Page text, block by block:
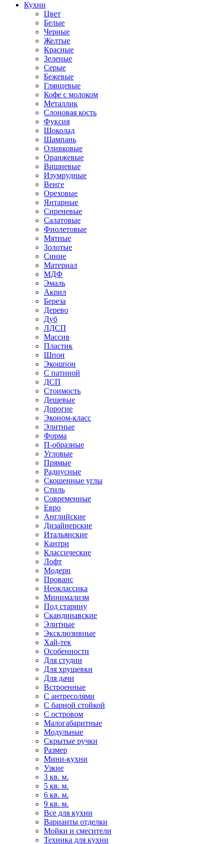
Кухни
Цвет
Белые
Черные
Желтые
Красные
Зеленые
Серые
Бежевые
Глянцевые
Кофе с молоком
Металлик
Слоновая кость
Фуксия
Шоколад
Шампань
Оливковые
Оранжевые
Вишневые
Изумрудные
Венге
Ореховые
Янтарные
Сиреневые
Салатовые
Фиолетовые
Мятные
Золотые
Синие
Материал
МДФ
Эмаль
Акрил
Береза
Дерево
Дуб
ЛДСП
Массив
Пластик
Шпон
Экошпон
С патиной
ДСП
Стоимость
Дешевые
Дорогие
Эконом-класс
Элитные
Форма
П-образные
Угловые
Прямые
Радиусные
Скошенные углы
Стиль
Современные
Евро
Английские
Дизайнерские
Итальянские
Кантри
Классические
Лофт
Модерн
Прованс
Неоклассика
Минимализм
Под старину
Скандинавские
Элитные
Эксклюзивные
Хай-тек
Особенности
Для студии
Для хрущевки
Для дачи
Встроенные
С антресолями
С барной стойкой
С островом
Малогабаритные
Модульные
Скрытые ручки
Размер
Мини-кухни
Узкие
3 кв. м.
5 кв. м.
6 кв. м.
9 кв. м.
Все для кухни
Варианты отделки
Мойки и смесители
Техника для кухни